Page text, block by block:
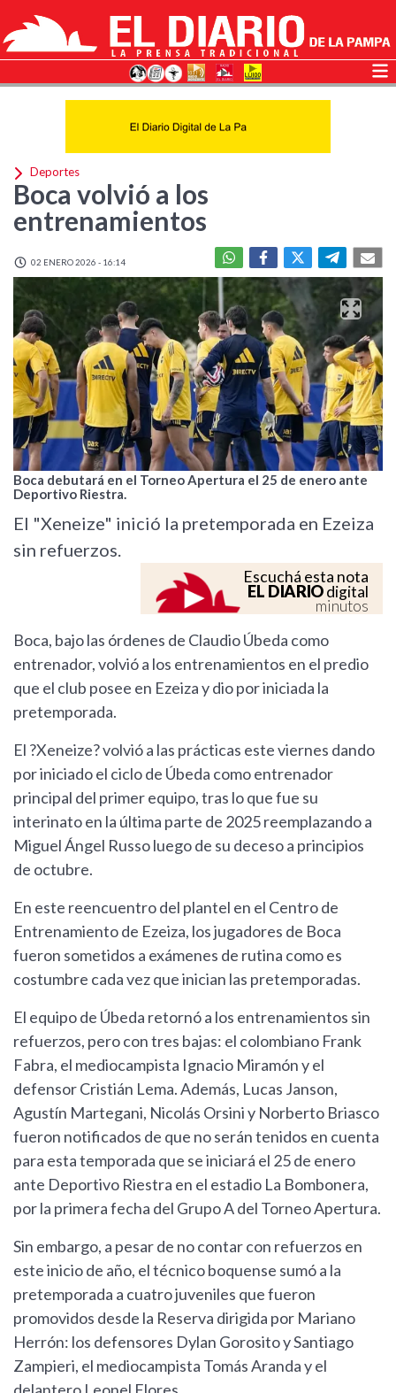
Deportes
Boca volvió a los
entrenamientos
02 ENERO 2026 - 16:14
Boca debutará en el Torneo Apertura el 25 de enero ante
Deportivo Riestra.
El "Xeneize" inició la pretemporada en Ezeiza
sin refuerzos.
Escuchá esta nota
EL DIARIOdigital
minutos
Boca, bajo las órdenes de Claudio Úbeda como
entrenador, volvió a los entrenamientos en el predio
que el club posee en Ezeiza y dio por iniciada la
pretemporada.
El ?Xeneize? volvió a las prácticas este viernes dando
por iniciado el ciclo de Úbeda como entrenador
principal del primer equipo, tras lo que fue su
interinato en la última parte de 2025 reemplazando a
Miguel Ángel Russo luego de su deceso a principios
de octubre.
En este reencuentro del plantel en el Centro de
Entrenamiento de Ezeiza, los jugadores de Boca
fueron sometidos a exámenes de rutina como es
costumbre cada vez que inician las pretemporadas.
El equipo de Úbeda retornó a los entrenamientos sin
refuerzos, pero con tres bajas: el colombiano Frank
Fabra, el mediocampista Ignacio Miramón y el
defensor Cristián Lema. Además, Lucas Janson,
Agustín Martegani, Nicolás Orsini y Norberto Briasco
fueron notificados de que no serán tenidos en cuenta
para esta temporada que se iniciará el 25 de enero
ante Deportivo Riestra en el estadio La Bombonera,
por la primera fecha del Grupo A del Torneo Apertura.
Sin embargo, a pesar de no contar con refuerzos en
este inicio de año, el técnico boquense sumó a la
pretemporada a cuatro juveniles que fueron
promovidos desde la Reserva dirigida por Mariano
Herrón: los defensores Dylan Gorosito y Santiago
Zampieri, el mediocampista Tomás Aranda y el